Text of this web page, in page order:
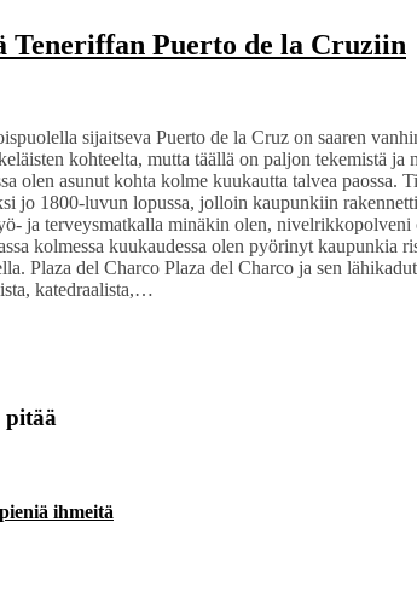
Teneriffan Puerto de la Cruziin
sijaitseva Puerto de la Cruz on saaren
kohteelta, mutta täällä on paljon tekemistä
olen asunut kohta kolme kuukautta talvea paossa.
jo 1800-luvun lopussa, jolloin kaupunkiin
ja terveysmatkalla minäkin olen, nivelrikkopolveni
kolmessa kuukaudessa olen pyörinyt
Plaza del Charco Plaza del Charco ja sen
katedraalista,…
pitää
ihmeitä